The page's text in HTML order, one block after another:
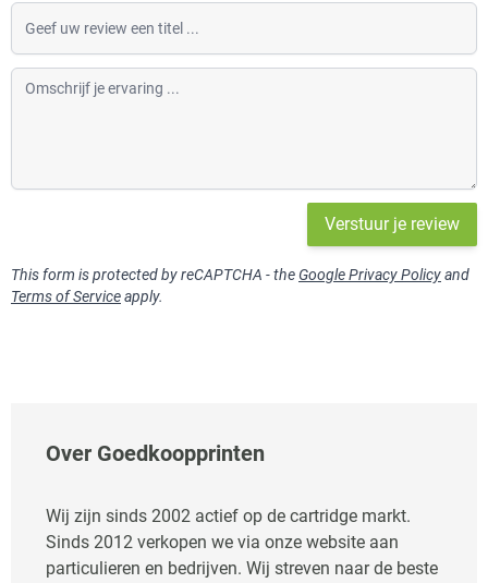
Geef uw review een titel
Omschrijf je ervaring
Verstuur je review
This form is protected by reCAPTCHA - the Google Privacy Policyand
Terms of Serviceapply.
Over Goedkoopprinten
Wij zijn sinds 2002 actief op de cartridge markt.
Sinds 2012 verkopen we via onze website aan
particulieren en bedrijven. Wij streven naar de beste